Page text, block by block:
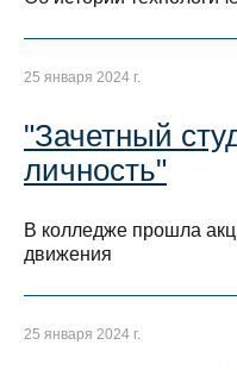
25 января 2024 г.
"Зачетный
личность"
В колледже прошла
движения
25 января 2024 г.